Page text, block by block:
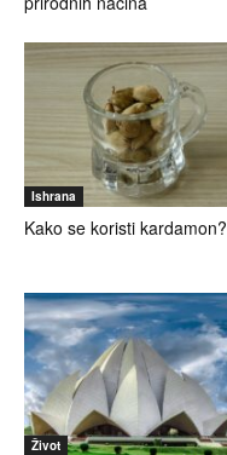
Ishrana
Kako se koristi kardamon?
Život